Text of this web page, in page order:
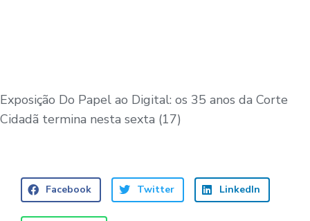
Exposição Do Papel ao Digital: os 35 anos da Corte
Cidadã termina nesta sexta (17)
Facebook Twitter LinkedIn